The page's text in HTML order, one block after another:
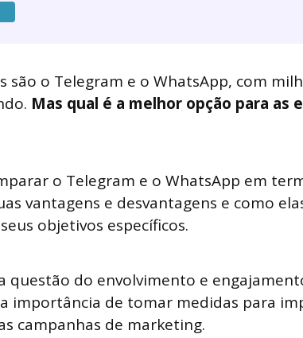
são o Telegram e o WhatsApp, com
Mas qual é a melhor opção para as
o Telegram e o WhatsApp em
vantagens e desvantagens e como
objetivos específicos.
questão do envolvimento e
importância de tomar medidas para
campanhas de marketing.